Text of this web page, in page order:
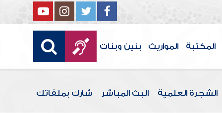
المكتبة المواريث بنين وبنات
الشجرة العلمية البث المباشر شارك بملفاتك